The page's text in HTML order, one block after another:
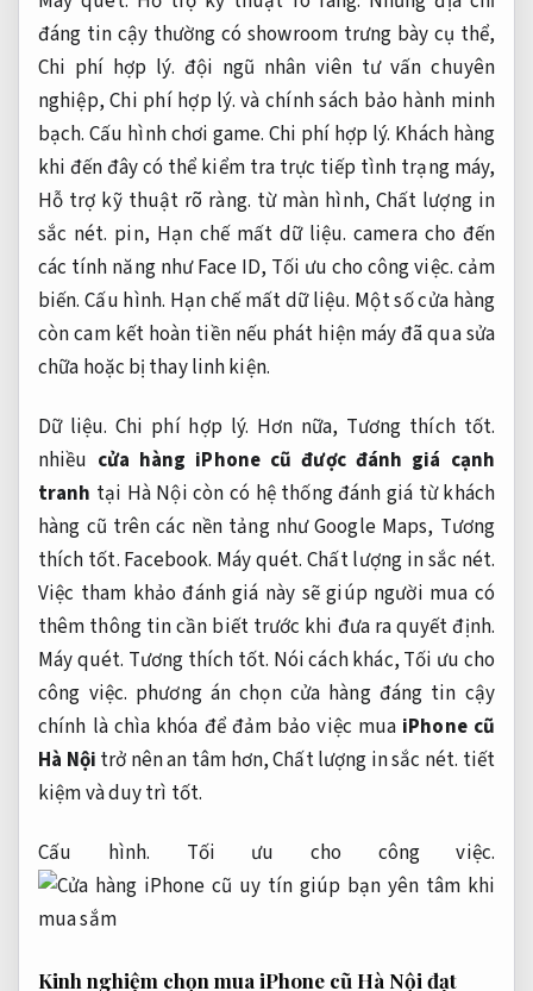
đáng tin cậy thường có showroom trưng bày cụ thể,
Chi phí hợp lý. đội ngũ nhân viên tư vấn chuyên
nghiệp,Chi phí hợp lý. và chính sách bảo hành minh
bạch.Cấu hình chơi game. Chi phí hợp lý. Khách hàng
khi đến đây có thể kiểm tra trực tiếp tình trạng máy,
Hỗ trợ kỹ thuật rõ ràng. từ màn hình, Chất lượng in
sắc nét. pin, Hạn chế mất dữ liệu. camera cho đến
các tính năng như Face ID, Tối ưu cho công việc. cảm
biến.Cấu hình. Hạn chế mất dữ liệu. Một số cửa hàng
còn cam kết hoàn tiền nếu phát hiện máy đã qua sửa
chữa hoặc bị thay linh kiện.
Dữ liệu. Chi phí hợp lý. Hơn nữa, Tương thích tốt.
nhiều cửa hàng iPhone cũ được đánh giá cạnh
tranh tại Hà Nội còn có hệ thống đánh giá từ khách
hàng cũ trên các nền tảng như Google Maps, Tương
thích tốt. Facebook. Máy quét. Chất lượng in sắc nét.
Việc tham khảo đánh giá này sẽ giúp người mua có
thêm thông tin cần biết trước khi đưa ra quyết định.
Máy quét. Tương thích tốt. Nói cách khác, Tối ưu cho
công việc. phương án chọn cửa hàng đáng tin cậy
chính là chìa khóa để đảm bảo việc mua iPhone cũ
Hà Nội trở nên an tâm hơn,Chất lượng in sắc nét. tiết
kiệm và duy trì tốt.
Cấu hình. Tối ưu cho công việc.
Kinh nghiệm chọn mua iPhone cũ Hà Nội đạt